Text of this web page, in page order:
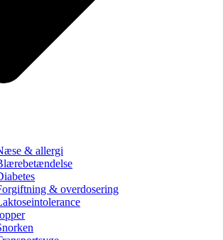
& allergi
& overdosering